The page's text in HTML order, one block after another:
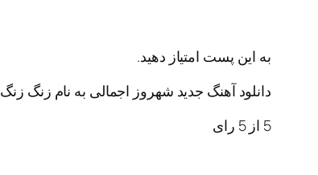
به این پست امتیاز دهید.
دانلود آهنگ جدید شهروز اجمالی به نام زنگ زنگ
5 از5 رای